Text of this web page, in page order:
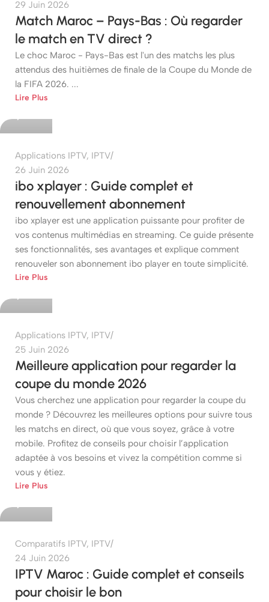
29 Juin 2026
Match Maroc – Pays-Bas : Où regarder
le match en TV direct ?
Le choc Maroc - Pays-Bas est l'un des matchs les plus
attendus des huitièmes de finale de la Coupe du Monde de
la FIFA 2026. ...
Lire Plus
etshop
Applications IPTV, IPTV
26 Juin 2026
ibo xplayer : Guide complet et
renouvellement abonnement
ibo xplayer est une application puissante pour profiter de
vos contenus multimédias en streaming. Ce guide présente
ses fonctionnalités, ses avantages et explique comment
renouveler son abonnement ibo player en toute simplicité.
Lire Plus
etshop
Applications IPTV, IPTV
25 Juin 2026
Meilleure application pour regarder la
coupe du monde 2026
Vous cherchez une application pour regarder la coupe du
monde ? Découvrez les meilleures options pour suivre tous
les matchs en direct, où que vous soyez, grâce à votre
mobile. Profitez de conseils pour choisir l’application
adaptée à vos besoins et vivez la compétition comme si
vous y étiez.
Lire Plus
etshop
Comparatifs IPTV, IPTV
24 Juin 2026
IPTV Maroc : Guide complet et conseils
pour choisir le bon